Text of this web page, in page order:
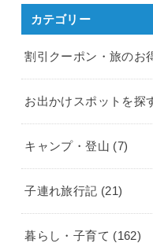
カテゴリー
割引クーポン・旅のお
お出かけスポットを探
キャンプ・登山 (7)
子連れ旅行記 (21)
暮らし・子育て (162)